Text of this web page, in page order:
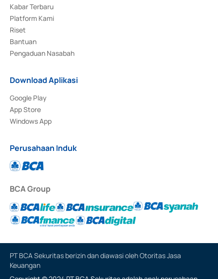
Kabar Terbaru
Platform Kami
Riset
Bantuan
Pengaduan Nasabah
Download Aplikasi
Google Play
App Store
Windows App
Perusahaan Induk
BCA Group
PT BCA Sekuritas berizin dan diawasi oleh Otoritas Jasa
Keuangan